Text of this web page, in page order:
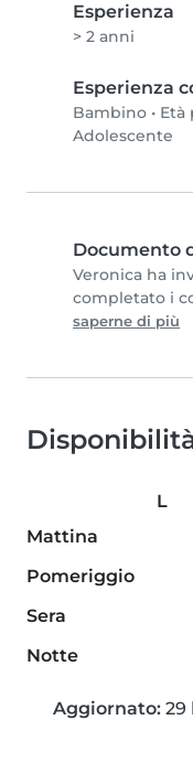
Esperienza
> 2 anni
Esperienza
Bambino • Età
Adolescente
Documento
Veronica ha
completato i
saperne di più
L
Mattina
Pomeriggio
Sera
Notte
Aggiornato: 29